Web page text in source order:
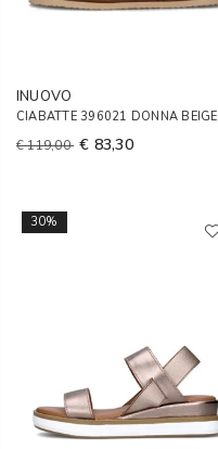
INUOVO
CIABATTE 396021 DONNA BEIGE
€ 119,00 € 83,30
30%